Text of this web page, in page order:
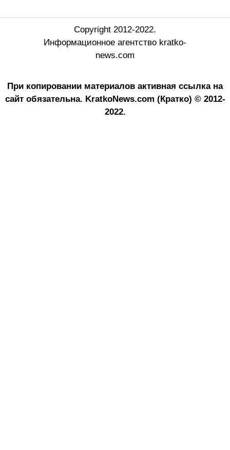
Copyright 2012-2022.
Информационное агентство kratko-
news.com
При копировании материалов активная ссылка на
сайт обязательна. KratkoNews.com (Кратко) © 2012-
2022.